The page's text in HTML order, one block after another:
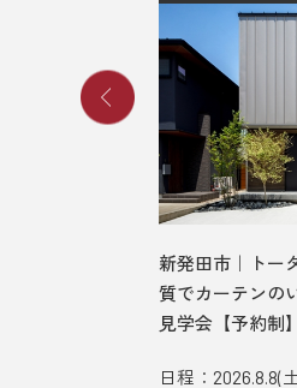
新発田市｜トー
質でカーテンの
見学会【予約制】
日程：2026.8.8(